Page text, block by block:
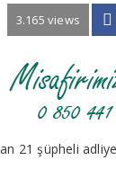
3.165 views
21 şüpheli